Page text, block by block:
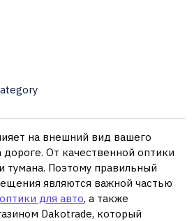
на внешний вид вашего
От качественной оптики
тумана. Поэтому правильный
являются важной частью
для авто, а также
Dakotrade, который